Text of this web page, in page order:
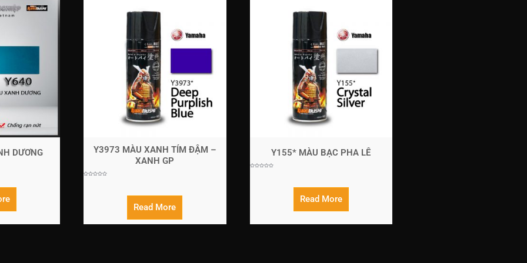
DƯƠNG
Y3973 MÀU XANH TÍM ĐẬM –
XANH GP
Read More
Y155* MÀU BẠC PHA LÊ
Read More